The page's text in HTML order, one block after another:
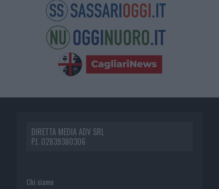
DIRETTA MEDIA ADV SRL
P.I. 02839380306
Chi siamo